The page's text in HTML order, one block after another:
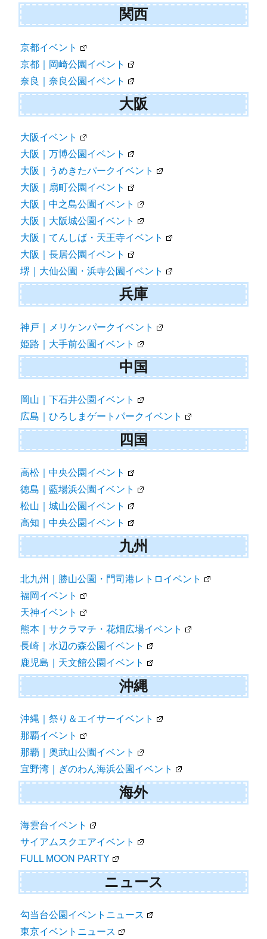
関西
京都イベント
京都｜岡崎公園イベント
奈良｜奈良公園イベント
大阪
大阪イベント
大阪｜万博公園イベント
大阪｜うめきたパークイベント
大阪｜扇町公園イベント
大阪｜中之島公園イベント
大阪｜大阪城公園イベント
大阪｜てんしば・天王寺イベント
大阪｜長居公園イベント
堺｜大仙公園・浜寺公園イベント
兵庫
神戸｜メリケンパークイベント
姫路｜大手前公園イベント
中国
岡山｜下石井公園イベント
広島｜ひろしまゲートパークイベント
四国
高松｜中央公園イベント
徳島｜藍場浜公園イベント
松山｜城山公園イベント
高知｜中央公園イベント
九州
北九州｜勝山公園・門司港レトロイベント
福岡イベント
天神イベント
熊本｜サクラマチ・花畑広場イベント
長崎｜水辺の森公園イベント
鹿児島｜天文館公園イベント
沖縄
沖縄｜祭り＆エイサーイベント
那覇イベント
那覇｜奥武山公園イベント
宜野湾｜ぎのわん海浜公園イベント
海外
海雲台イベント
サイアムスクエアイベント
FULL MOON PARTY
ニュース
勾当台公園イベントニュース
東京イベントニュース